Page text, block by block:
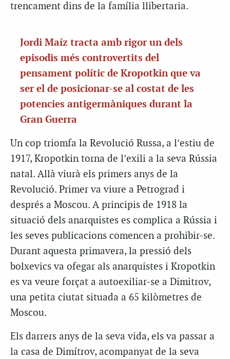
trencament dins de la família llibertaria.
Jordi Maíz tracta amb rigor un dels
episodis més controvertits del
pensament polític de Kropotkin que va
ser el de posicionar-se al costat de les
potencies antigermàniques durant la
Gran Guerra
Un cop triomfa la Revolució Russa, a l’estiu de
1917, Kropotkin torna de l’exili a la seva Rússia
natal. Allà viurà els primers anys de la
Revolució. Primer va viure a Petrograd i
després a Moscou. A principis de 1918 la
situació dels anarquistes es complica a Rússia i
les seves publicacions comencen a prohibir-se.
Durant aquesta primavera, la pressió dels
bolxevics va ofegar als anarquistes i Kropotkin
es va veure forçat a autoexiliar-se a Dimitrov,
una petita ciutat situada a 65 kilòmetres de
Moscou.
Els darrers anys de la seva vida, els va passar a
la casa de Dimítrov, acompanyat de la seva